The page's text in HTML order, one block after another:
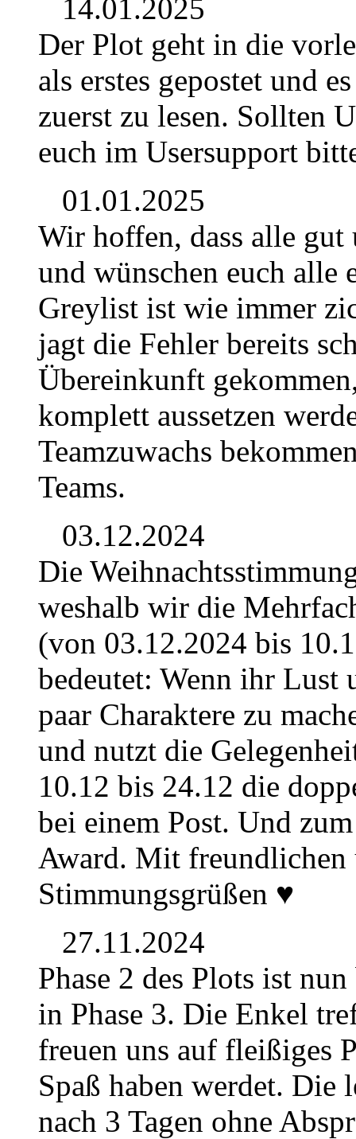
14.01.2025
Der Plot geht in die
als erstes gepostet und
zuerst zu lesen. Sollten
euch im Usersupport
01.01.2025
Wir hoffen, dass alle gut
und wünschen euch alle
Greylist ist wie immer
jagt die Fehler bereits
Übereinkunft
komplett aussetzen
Teamzuwachs
Teams.
03.12.2024
Die
weshalb wir die
(von 03.12.2024 bis
bedeutet: Wenn ihr Lust
paar Charaktere zu
und nutzt die
10.12 bis 24.12 die
bei einem Post. Und
Award. Mit freundlichen
Stimmungsgrüßen ♥
27.11.2024
Phase 2 des Plots ist
in Phase 3. Die Enkel
freuen uns auf fleißiges
Spaß haben werdet. Die
nach 3 Tagen ohne